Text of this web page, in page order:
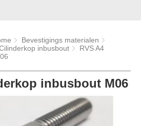
Bevestigings materialen
inbusbout
RVS A4
inbusbout M06